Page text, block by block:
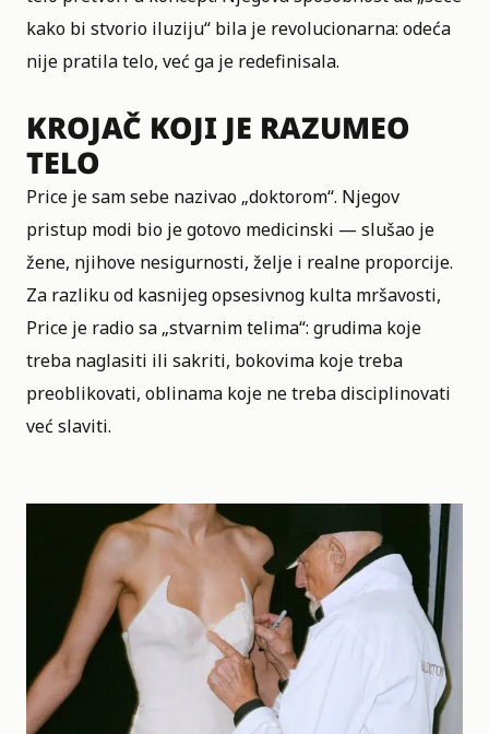
kako bi stvorio iluziju“ bila je revolucionarna: odeća
nije pratila telo, već ga je redefinisala.
KROJAČ KOJI JE RAZUMEO
TELO
Price je sam sebe nazivao „doktorom“. Njegov
pristup modi bio je gotovo medicinski — slušao je
žene, njihove nesigurnosti, želje i realne proporcije.
Za razliku od kasnijeg opsesivnog kulta mršavosti,
Price je radio sa „stvarnim telima“: grudima koje
treba naglasiti ili sakriti, bokovima koje treba
preoblikovati, oblinama koje ne treba disciplinovati
već slaviti.